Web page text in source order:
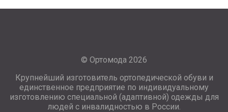
© Ортомода 2026
Крупнейший изготовитель ортопедической обуви и
единственное предприятие по индивидуальному
изготовлению специальной (адаптивной) одежды для
людей с инвалидностью в России.